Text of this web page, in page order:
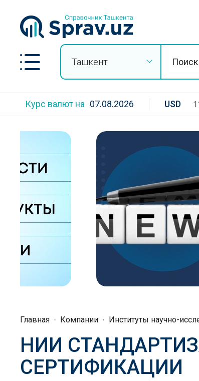
Ташкент
Курс валют на 07.08.2026 USD
Главная Компании Институты научно-
НИИ
СЕРТИФИКАЦИИ